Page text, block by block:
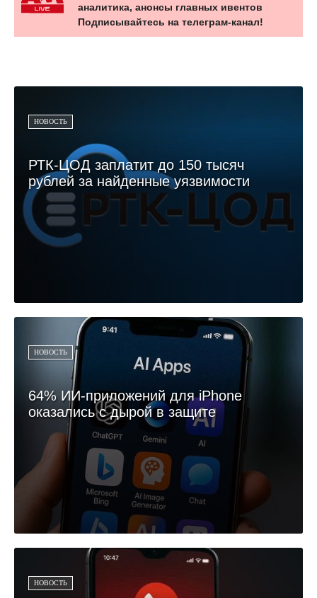
аналитика, анонсы главных ивентов
Подписывайтесь на телеграм-канал!
НОВОСТЬ
РТК-ЦОД заплатит до 150 тысяч
рублей за найденные уязвимости
НОВОСТЬ
64% ИИ-приложений для iPhone
оказались с дырой в защите
НОВОСТЬ